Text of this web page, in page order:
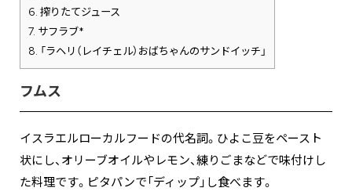
6. 搾りたてジュース
7. サフラブ*
8. 「ラヘリ（レイチェル）おばちゃんのサンドイッチ」
フムス
イスラエルローカルフードの代名詞。ひよこ豆をペースト
状にし、オリーブオイルやレモン、練りごまなどで味付けし
た料理です。ピタパンで「ディップ」し食べます。